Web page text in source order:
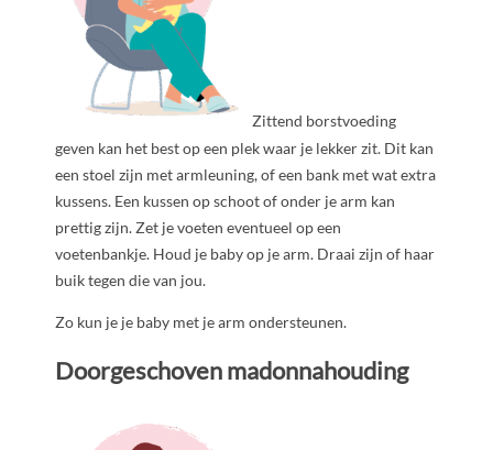
Zittend borstvoeding
geven kan het best op een plek waar je lekker zit. Dit kan
een stoel zijn met armleuning, of een bank met wat extra
kussens. Een kussen op schoot of onder je arm kan
prettig zijn. Zet je voeten eventueel op een
voetenbankje. Houd je baby op je arm. Draai zijn of haar
buik tegen die van jou.
Zo kun je je baby met je arm ondersteunen.
Doorgeschoven madonnahouding